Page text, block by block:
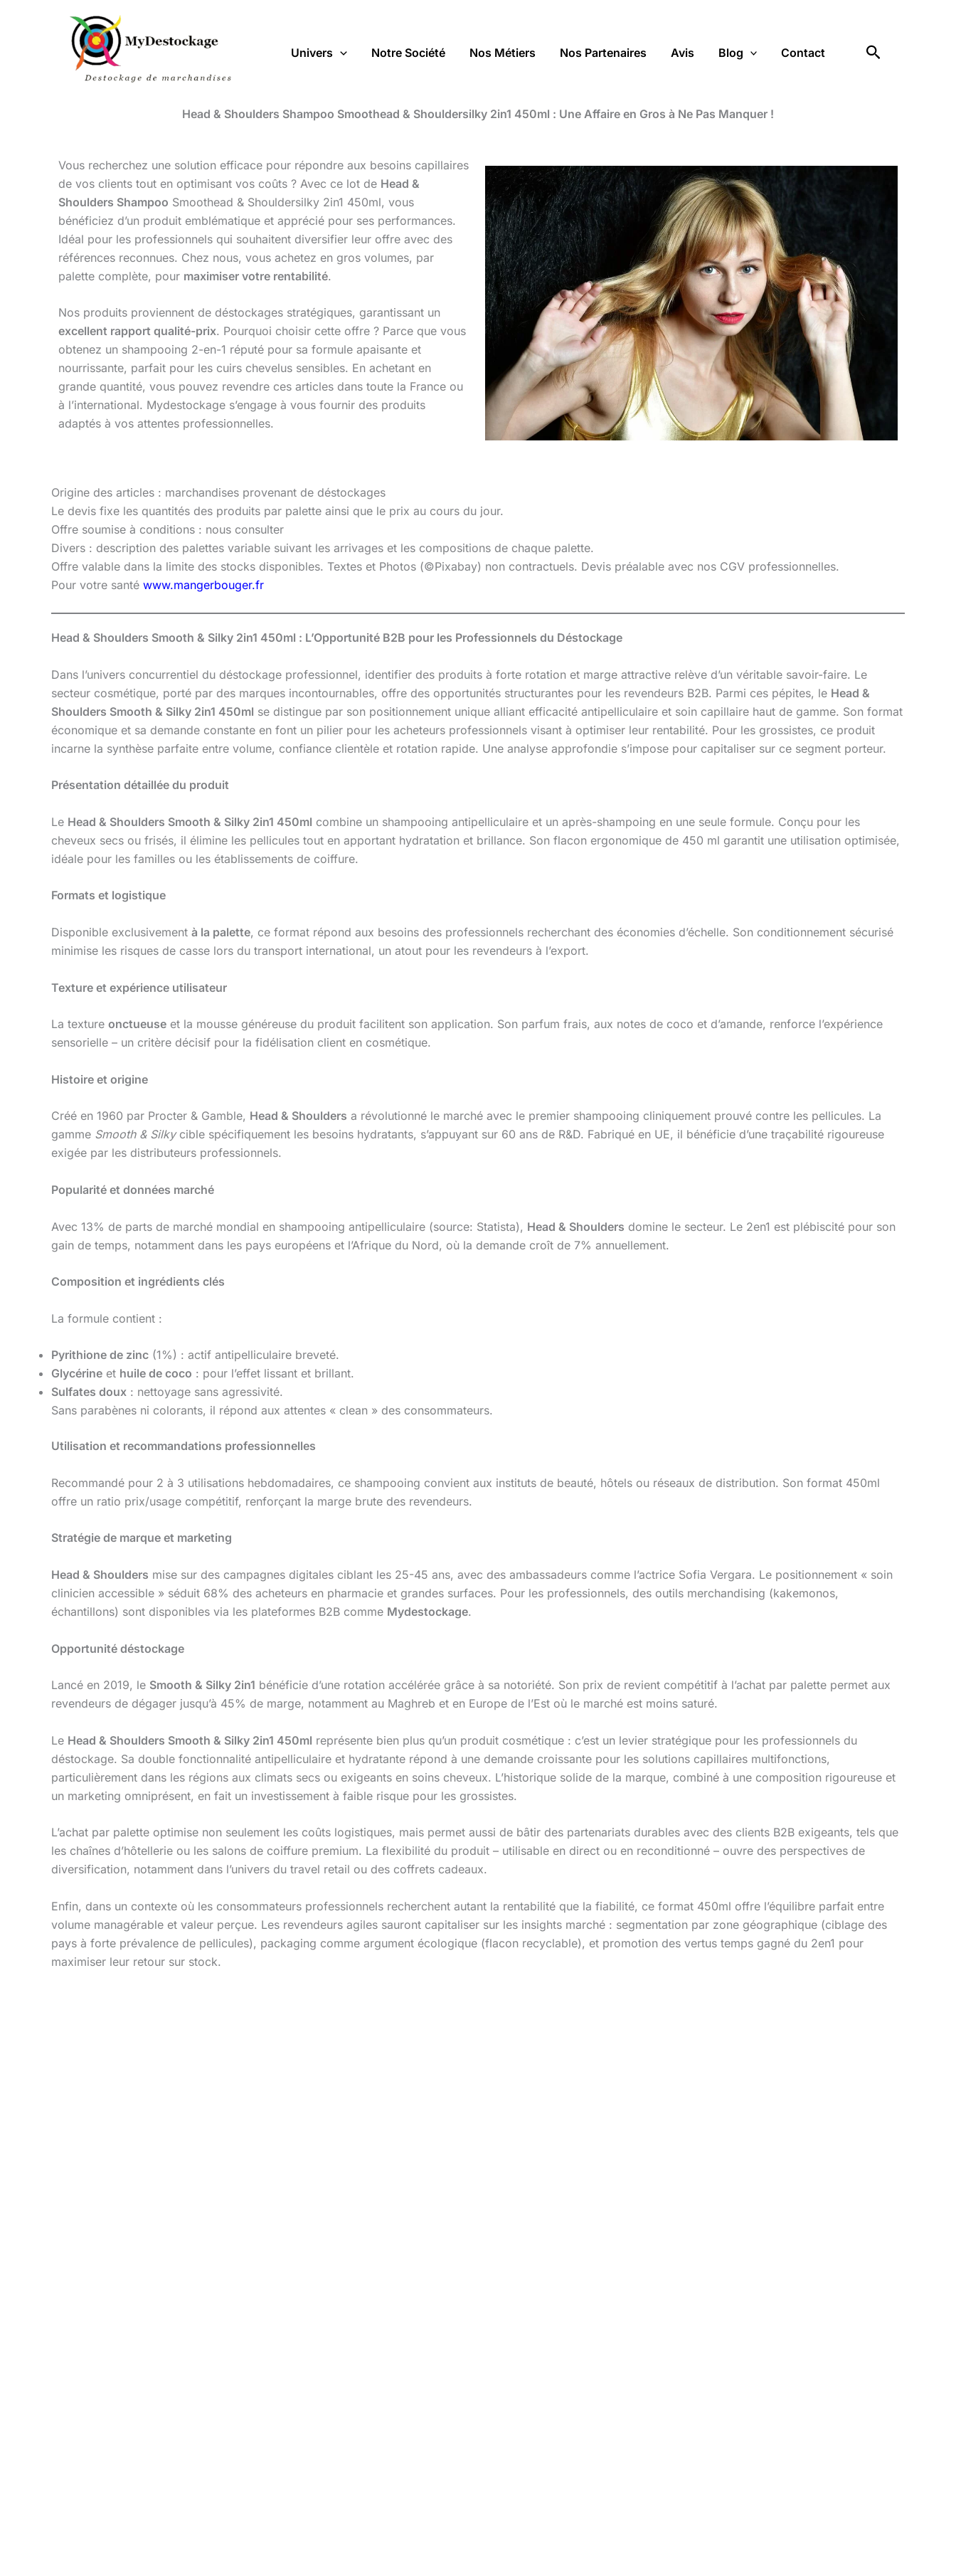
Univers Notre Société Nos Métiers Nos Partenaires Avis Blog Contact Rechercher
Head & Shoulders Shampoo Smoothead & Shouldersilky 2in1 450ml : Une Affaire en Gros à Ne Pas Manquer !
Vous recherchez une solution efficace pour répondre aux besoins capillaires
de vos clients tout en optimisant vos coûts ? Avec ce lot de Head &
Shoulders Shampoo Smoothead & Shouldersilky 2in1 450ml, vous
bénéficiez d’un produit emblématique et apprécié pour ses performances.
Idéal pour les professionnels qui souhaitent diversifier leur offre avec des
références reconnues. Chez nous, vous achetez en gros volumes, par
palette complète, pour maximiser votre rentabilité.
Nos produits proviennent de déstockages stratégiques, garantissant un
excellent rapport qualité-prix. Pourquoi choisir cette offre ? Parce que vous
obtenez un shampooing 2-en-1 réputé pour sa formule apaisante et
nourrissante, parfait pour les cuirs chevelus sensibles. En achetant en
grande quantité, vous pouvez revendre ces articles dans toute la France ou
à l’international. Mydestockage s’engage à vous fournir des produits
adaptés à vos attentes professionnelles.
Origine des articles : marchandises provenant de déstockages
Le devis fixe les quantités des produits par palette ainsi que le prix au cours du jour.
Offre soumise à conditions : nous consulter
Divers : description des palettes variable suivant les arrivages et les compositions de chaque palette.
Offre valable dans la limite des stocks disponibles. Textes et Photos (©Pixabay) non contractuels. Devis préalable avec nos CGV professionnelles.
Pour votre santé www.mangerbouger.fr
Head & Shoulders Smooth & Silky 2in1 450ml : L’Opportunité B2B pour les Professionnels du Déstockage
Dans l’univers concurrentiel du déstockage professionnel, identifier des produits à forte rotation et marge attractive relève d’un véritable savoir-faire. Le
secteur cosmétique, porté par des marques incontournables, offre des opportunités structurantes pour les revendeurs B2B. Parmi ces pépites, le Head &
Shoulders Smooth & Silky 2in1 450ml se distingue par son positionnement unique alliant efficacité antipelliculaire et soin capillaire haut de gamme. Son format
économique et sa demande constante en font un pilier pour les acheteurs professionnels visant à optimiser leur rentabilité. Pour les grossistes, ce produit
incarne la synthèse parfaite entre volume, confiance clientèle et rotation rapide. Une analyse approfondie s’impose pour capitaliser sur ce segment porteur.
Présentation détaillée du produit
Le Head & Shoulders Smooth & Silky 2in1 450ml combine un shampooing antipelliculaire et un après-shampoing en une seule formule. Conçu pour les
cheveux secs ou frisés, il élimine les pellicules tout en apportant hydratation et brillance. Son flacon ergonomique de 450 ml garantit une utilisation optimisée,
idéale pour les familles ou les établissements de coiffure.
Formats et logistique
Disponible exclusivement à la palette, ce format répond aux besoins des professionnels recherchant des économies d’échelle. Son conditionnement sécurisé
minimise les risques de casse lors du transport international, un atout pour les revendeurs à l’export.
Texture et expérience utilisateur
La texture onctueuse et la mousse généreuse du produit facilitent son application. Son parfum frais, aux notes de coco et d’amande, renforce l’expérience
sensorielle – un critère décisif pour la fidélisation client en cosmétique.
Histoire et origine
Créé en 1960 par Procter & Gamble, Head & Shoulders a révolutionné le marché avec le premier shampooing cliniquement prouvé contre les pellicules. La
gamme Smooth & Silkycible spécifiquement les besoins hydratants, s’appuyant sur 60 ans de R&D. Fabriqué en UE, il bénéficie d’une traçabilité rigoureuse
exigée par les distributeurs professionnels.
Popularité et données marché
Avec 13% de parts de marché mondial en shampooing antipelliculaire (source: Statista), Head & Shoulders domine le secteur. Le 2en1 est plébiscité pour son
gain de temps, notamment dans les pays européens et l’Afrique du Nord, où la demande croît de 7% annuellement.
Composition et ingrédients clés
La formule contient :
Pyrithione de zinc (1%) : actif antipelliculaire breveté.
Glycérine et huile de coco : pour l’effet lissant et brillant.
Sulfates doux : nettoyage sans agressivité.
Sans parabènes ni colorants, il répond aux attentes « clean » des consommateurs.
Utilisation et recommandations professionnelles
Recommandé pour 2 à 3 utilisations hebdomadaires, ce shampooing convient aux instituts de beauté, hôtels ou réseaux de distribution. Son format 450ml
offre un ratio prix/usage compétitif, renforçant la marge brute des revendeurs.
Stratégie de marque et marketing
Head & Shoulders mise sur des campagnes digitales ciblant les 25-45 ans, avec des ambassadeurs comme l’actrice Sofia Vergara. Le positionnement « soin
clinicien accessible » séduit 68% des acheteurs en pharmacie et grandes surfaces. Pour les professionnels, des outils merchandising (kakemonos,
échantillons) sont disponibles via les plateformes B2B comme Mydestockage.
Opportunité déstockage
Lancé en 2019, le Smooth & Silky 2in1 bénéficie d’une rotation accélérée grâce à sa notoriété. Son prix de revient compétitif à l’achat par palette permet aux
revendeurs de dégager jusqu’à 45% de marge, notamment au Maghreb et en Europe de l’Est où le marché est moins saturé.
Le Head & Shoulders Smooth & Silky 2in1 450ml représente bien plus qu’un produit cosmétique : c’est un levier stratégique pour les professionnels du
déstockage. Sa double fonctionnalité antipelliculaire et hydratante répond à une demande croissante pour les solutions capillaires multifonctions,
particulièrement dans les régions aux climats secs ou exigeants en soins cheveux. L’historique solide de la marque, combiné à une composition rigoureuse et
un marketing omniprésent, en fait un investissement à faible risque pour les grossistes.
L’achat par palette optimise non seulement les coûts logistiques, mais permet aussi de bâtir des partenariats durables avec des clients B2B exigeants, tels que
les chaînes d’hôtellerie ou les salons de coiffure premium. La flexibilité du produit – utilisable en direct ou en reconditionné – ouvre des perspectives de
diversification, notamment dans l’univers du travel retail ou des coffrets cadeaux.
Enfin, dans un contexte où les consommateurs professionnels recherchent autant la rentabilité que la fiabilité, ce format 450ml offre l’équilibre parfait entre
volume managérable et valeur perçue. Les revendeurs agiles sauront capitaliser sur les insights marché : segmentation par zone géographique (ciblage des
pays à forte prévalence de pellicules), packaging comme argument écologique (flacon recyclable), et promotion des vertus temps gagné du 2en1 pour
maximiser leur retour sur stock.